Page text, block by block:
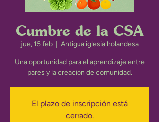
Cumbre de la CSA
jue, 15 feb
  |
Antigua iglesia holandesa
Una oportunidad para el aprendizaje entre
pares y la creación de comunidad.
El plazo de inscripción está
cerrado.